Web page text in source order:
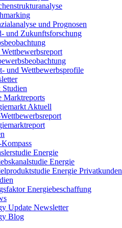
und Prognosen
und Zukunftsforschung
und Wettbewerbsprofile
Marktreports
Aktuell
Energie
Energie
Energie Privatkunden
Energiebeschaffung
Update Newsletter
Blog